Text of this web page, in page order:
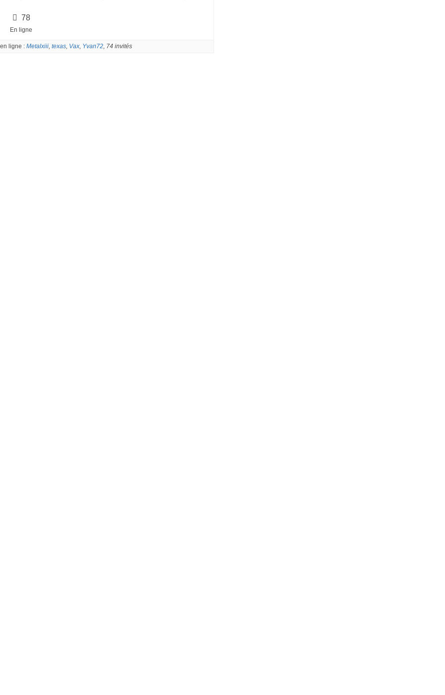
78
En ligne
ligne : Metalxiii, texas, Vax, Yvan72, 74 invités